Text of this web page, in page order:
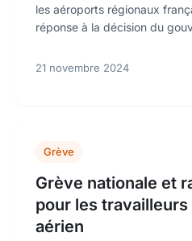
les aéroports régionaux
réponse à la décision du
21 novembre 2024
Grève
Grève nationale et
pour les
aérien